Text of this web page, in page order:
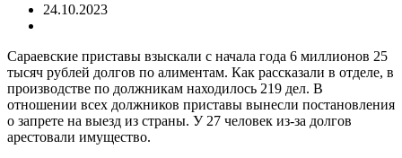
24.10.2023
Сараевские приставы взыскали с начала года 6 миллионов 25
тысяч рублей долгов по алиментам. Как рассказали в отделе, в
производстве по должникам находилось 219 дел. В
отношении всех должников приставы вынесли постановления
о запрете на выезд из страны. У 27 человек из-за долгов
арестовали имущество.